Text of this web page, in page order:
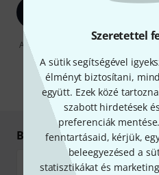
Szeretettel
A sütik segítségével
élményt biztosítani,
együtt. Ezek közé
szabott hirdetések
preferenciák
fenntartásaid, kérjük,
beleegyezésed a
statisztikákat és
A "Bejelentkezés" gombra kattintva
önnek hirdetéseket. Bármikor
információkat azdata
* Kitöltés
Biztonságos vásárlás és